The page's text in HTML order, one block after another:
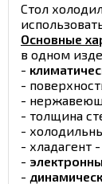
Стол
Основные
в одном
-
-
-
- толщина
-
- хладагент -
-
-